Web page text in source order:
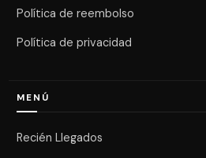
Política de reembolso
Política de privacidad
MENÚ
Recién Llegados